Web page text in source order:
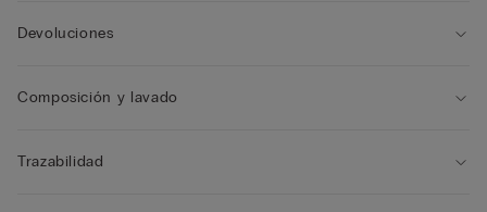
Devoluciones
Composición y lavado
Trazabilidad